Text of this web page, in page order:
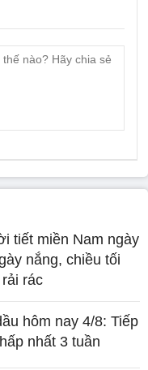
tiết miền Nam ngày
nắng, chiều tối
rác
hôm nay 4/8: Tiếp
nhất 3 tuần